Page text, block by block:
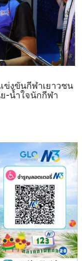
ข่งขันกีฬาเยาวชน
-น้ำใจนักกีฬา